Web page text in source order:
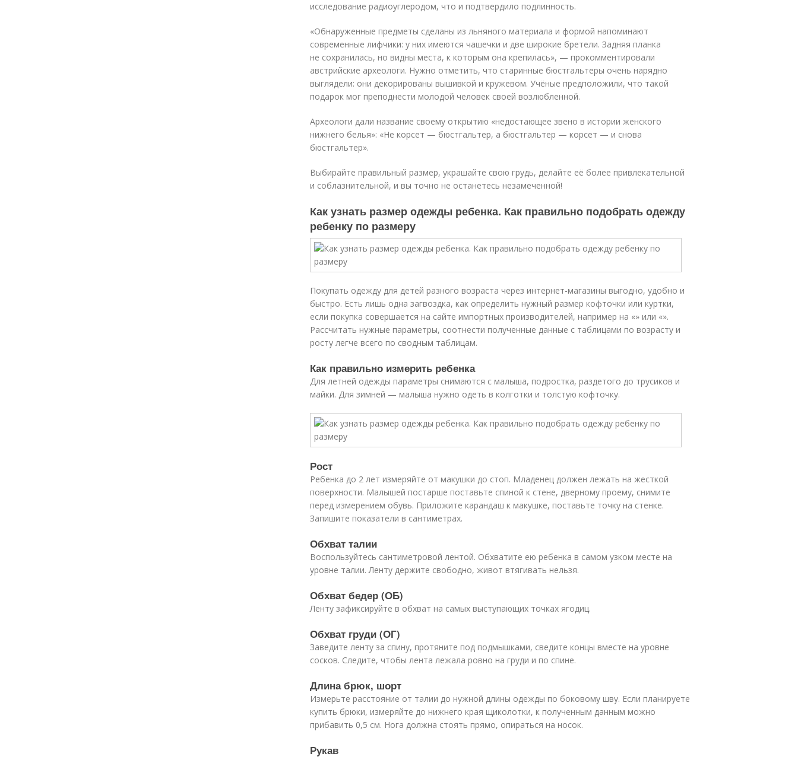
исследование радиоуглеродом, что и подтвердило подлинность.
«Обнаруженные предметы сделаны из льняного материала и формой напоминают
современные лифчики: у них имеются чашечки и две широкие бретели. Задняя планка
не сохранилась, но видны места, к которым она крепилась», — прокомментировали
австрийские археологи. Нужно отметить, что старинные бюстгальтеры очень нарядно
выглядели: они декорированы вышивкой и кружевом. Учёные предположили, что такой
подарок мог преподнести молодой человек своей возлюбленной.
Археологи дали название своему открытию «недостающее звено в истории женского
нижнего белья»: «Не корсет — бюстгальтер, а бюстгальтер — корсет — и снова
бюстгальтер».
Выбирайте правильный размер, украшайте свою грудь, делайте её более привлекательной
и соблазнительной, и вы точно не останетесь незамеченной!
Как узнать размер одежды ребенка. Как правильно подобрать одежду
ребенку по размеру
Покупать одежду для детей разного возраста через интернет-магазины выгодно, удобно и
быстро. Есть лишь одна загвоздка, как определить нужный размер кофточки или куртки,
если покупка совершается на сайте импортных производителей, например на «» или «».
Рассчитать нужные параметры, соотнести полученные данные с таблицами по возрасту и
росту легче всего по сводным таблицам.
Как правильно измерить ребенка
Для летней одежды параметры снимаются с малыша, подростка, раздетого до трусиков и
майки. Для зимней — малыша нужно одеть в колготки и толстую кофточку.
Рост
Ребенка до 2 лет измеряйте от макушки до стоп. Младенец должен лежать на жесткой
поверхности. Малышей постарше поставьте спиной к стене, дверному проему, снимите
перед измерением обувь. Приложите карандаш к макушке, поставьте точку на стенке.
Запишите показатели в сантиметрах.
Обхват талии
Воспользуйтесь сантиметровой лентой. Обхватите ею ребенка в самом узком месте на
уровне талии. Ленту держите свободно, живот втягивать нельзя.
Обхват бедер (ОБ)
Ленту зафиксируйте в обхват на самых выступающих точках ягодиц.
Обхват груди (ОГ)
Заведите ленту за спину, протяните под подмышками, сведите концы вместе на уровне
сосков. Следите, чтобы лента лежала ровно на груди и по спине.
Длина брюк, шорт
Измерьте расстояние от талии до нужной длины одежды по боковому шву. Если планируете
купить брюки, измеряйте до нижнего края щиколотки, к полученным данным можно
прибавить 0,5 см. Нога должна стоять прямо, опираться на носок.
Рукав